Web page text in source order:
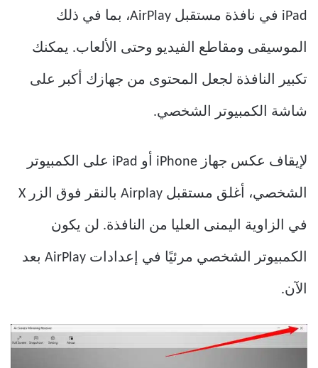
iPad في نافذة مستقبل AirPlay، بما في ذلك
الموسيقى ومقاطع الفيديو وحتى الألعاب. يمكنك
تكبير النافذة لجعل المحتوى من جهازك أكبر على
شاشة الكمبيوتر الشخصي.
لإيقاف عكس جهاز iPhone أو iPad على الكمبيوتر
الشخصي، أغلق مستقبل Airplay بالنقر فوق الزر X
في الزاوية اليمنى العليا من النافذة. لن يكون
الكمبيوتر الشخصي مرئيًا في إعدادات AirPlay بعد
الآن.